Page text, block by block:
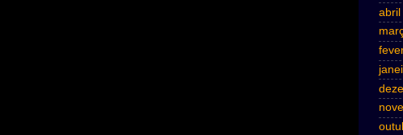
abril